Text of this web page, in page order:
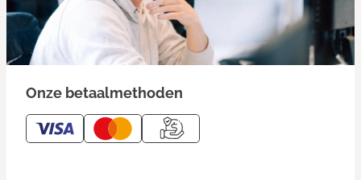
Onze betaalmethoden